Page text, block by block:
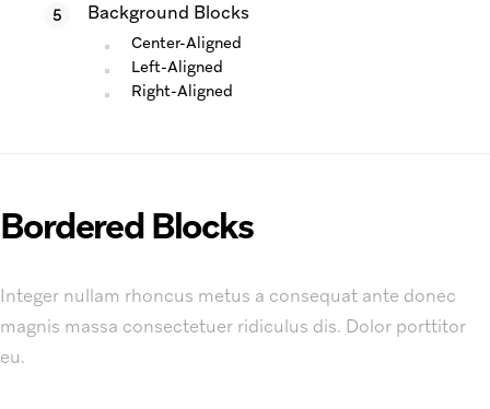
Background Blocks
Center-Aligned
Left-Aligned
Right-Aligned
Bordered Blocks
Integer nullam rhoncus metus a consequat ante donec
magnis massa consectetuer ridiculus dis. Dolor porttitor
eu.